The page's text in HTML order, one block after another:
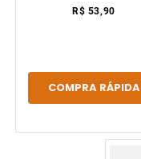
R$ 53,90
COMPRA RÁPIDA